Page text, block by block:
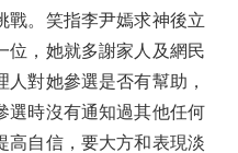
戰。笑指李尹嫣求神後立
位，她就多謝家人及網民
對她參選是否有幫助，
選時沒有通知過其他任何
高自信，要大方和表現淡